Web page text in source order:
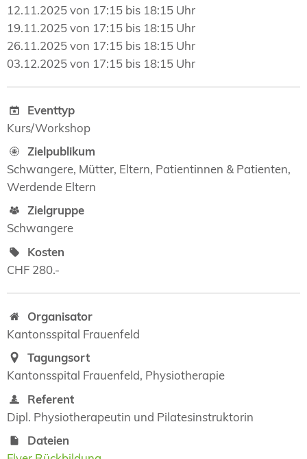
12.11.2025 von 17:15 bis 18:15 Uhr
19.11.2025 von 17:15 bis 18:15 Uhr
26.11.2025 von 17:15 bis 18:15 Uhr
03.12.2025 von 17:15 bis 18:15 Uhr
Eventtyp
Kurs/Workshop
Zielpublikum
Schwangere, Mütter, Eltern, Patientinnen & Patienten,
Werdende Eltern
Zielgruppe
Schwangere
Kosten
CHF 280.-
Organisator
Kantonsspital Frauenfeld
Tagungsort
Kantonsspital Frauenfeld, Physiotherapie
Referent
Dipl. Physiotherapeutin und Pilatesinstruktorin
Dateien